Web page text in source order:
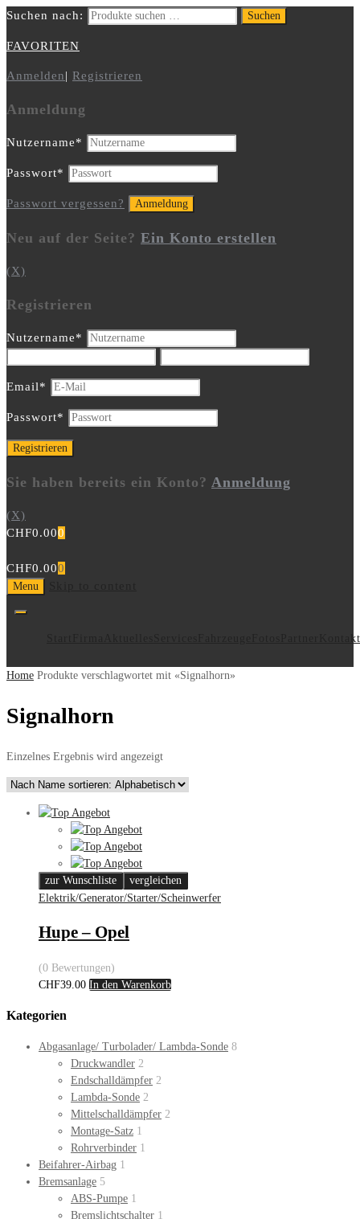
Suchen nach: Suchen
FAVORITEN
Anmelden| Registrieren
Anmeldung
Nutzername*
Passwort*
Passwort vergessen?
Neu auf der Seite? Ein Konto erstellen
(X)
Registrieren
Nutzername*
Email*
Passwort*
Sie haben bereits ein Konto? Anmeldung
(X)
CHF0.000
CHF0.000
Menu
Kontakt
Home Produkte verschlagwortet mit «Signalhorn»
Signalhorn
Einzelnes Ergebnis wird angezeigt
zur Wunschliste
vergleichen
Elektrik/Generator/Starter/Scheinwerfer
Hupe – Opel
(0 Bewertungen)
CHF39.00 In den Warenkorb
Kategorien
Abgasanlage/ Turbolader/ Lambda-Sonde 8
Druckwandler 2
Endschalldämpfer 2
Lambda-Sonde 2
Mittelschalldämpfer 2
Montage-Satz 1
Rohrverbinder 1
Beifahrer-Airbag 1
Bremsanlage 5
ABS-Pumpe 1
Bremslichtschalter 1